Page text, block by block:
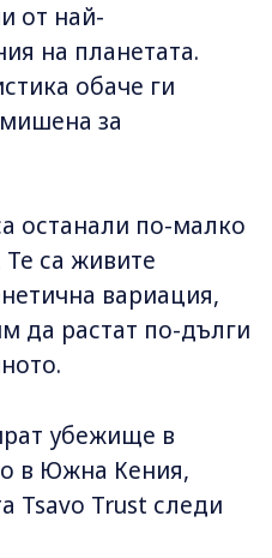
от най-
на планетата.
обаче ги
за
останали по-малко
Те са живите
вариация,
да растат по-дълги
убежище в
в Южна Кения,
Tsavo Trust следи